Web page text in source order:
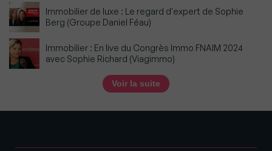
Immobilier de luxe : Le regard d'expert de Sophie
Berg (Groupe Daniel Féau)
Immobilier : En live du Congrès Immo FNAIM 2024
avec Sophie Richard (Viagimmo)
Voir la suite